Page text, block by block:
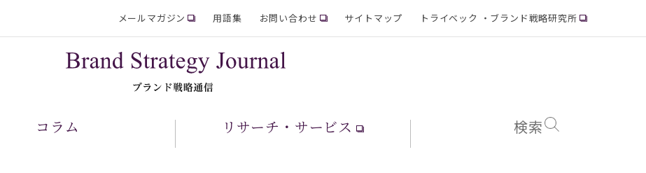
メールマガジン 用語集 お問い合わせ サイトマップ トライベック ・ブランド戦略研究所
コラム リサーチ・サービス 検索